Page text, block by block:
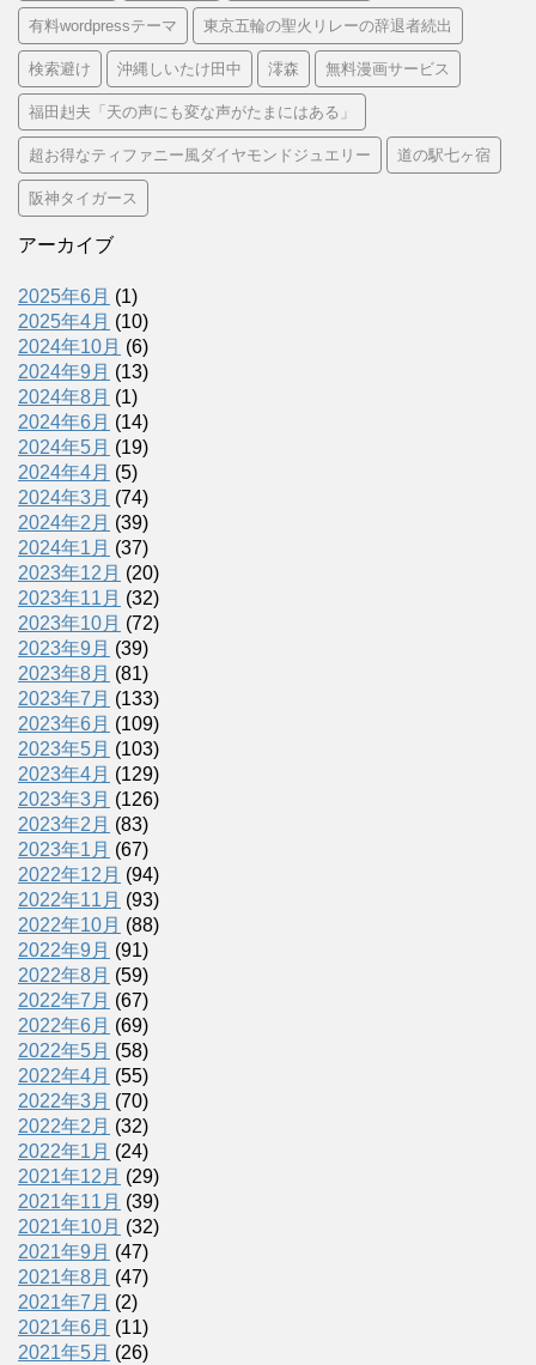
有料wordpressテーマ 東京五輪の聖火リレーの辞退者続出
検索避け 沖縄しいたけ田中 澪森 無料漫画サービス
福田赳夫「天の声にも変な声がたまにはある」
超お得なティファニー風ダイヤモンドジュエリー 道の駅七ヶ宿
阪神タイガース
アーカイブ
2025年6月 (1)
2025年4月 (10)
2024年10月 (6)
2024年9月 (13)
2024年8月 (1)
2024年6月 (14)
2024年5月 (19)
2024年4月 (5)
2024年3月 (74)
2024年2月 (39)
2024年1月 (37)
2023年12月 (20)
2023年11月 (32)
2023年10月 (72)
2023年9月 (39)
2023年8月 (81)
2023年7月 (133)
2023年6月 (109)
2023年5月 (103)
2023年4月 (129)
2023年3月 (126)
2023年2月 (83)
2023年1月 (67)
2022年12月 (94)
2022年11月 (93)
2022年10月 (88)
2022年9月 (91)
2022年8月 (59)
2022年7月 (67)
2022年6月 (69)
2022年5月 (58)
2022年4月 (55)
2022年3月 (70)
2022年2月 (32)
2022年1月 (24)
2021年12月 (29)
2021年11月 (39)
2021年10月 (32)
2021年9月 (47)
2021年8月 (47)
2021年7月 (2)
2021年6月 (11)
2021年5月 (26)